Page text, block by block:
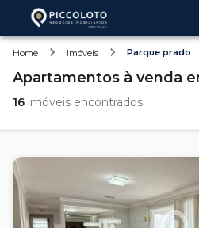
Home Imóveis Parque prado
Apartamentos à venda
16 imóveis encontrados